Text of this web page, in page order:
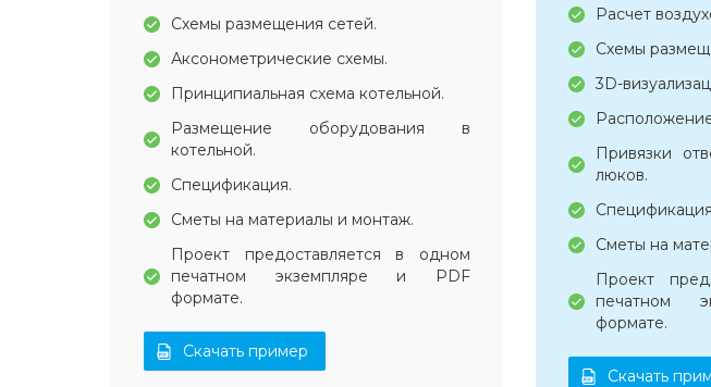
Схемы размещения сетей.
Аксонометрические схемы.
Принципиальная схема котельной.
Размещение оборудования в
котельной.
Спецификация.
Сметы на материалы и монтаж.
Проект предоставляется в одном
печатном экземпляре и PDF
формате.
Скачать пример
Расчет
Схемы
3D-
Привязки
люков.
Сметы на
Проект
печатном
формате.
Скачать